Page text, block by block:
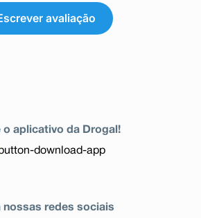
avaliação
o aplicativo da Drogal!
nossas redes sociais